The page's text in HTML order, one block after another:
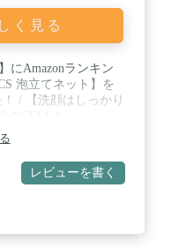
く見る
にAmazonランキン
泡立てネット】を
/ 【洗顔はしっかり
め細やかで濃密な泡
きだしニキビを予防
るのでデリケートな
。 / 【セット内容】
COSMETICS 泡
レビューを書く